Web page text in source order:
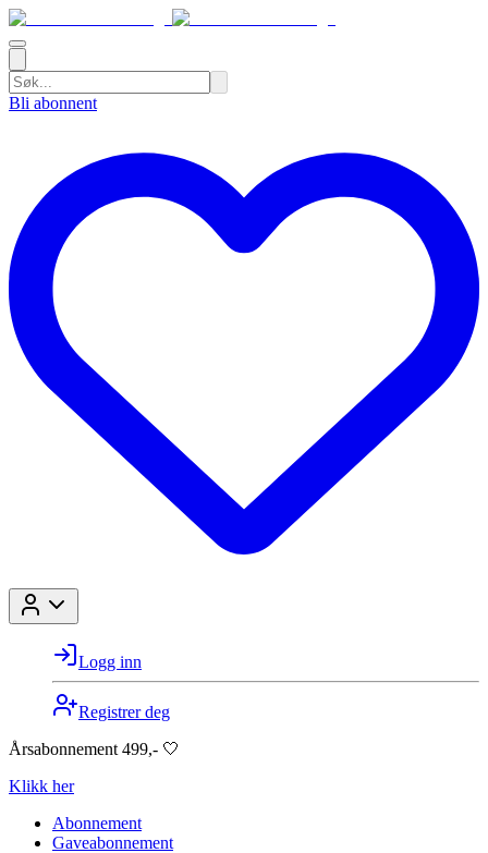
Bli abonnent
Logg inn
Registrer deg
Årsabonnement 499,- 🤍
Klikk her
Abonnement
Gaveabonnement